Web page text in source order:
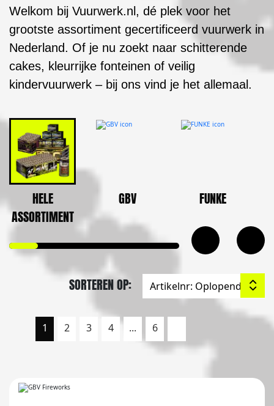
Welkom bij Vuurwerk.nl, dé plek voor het
grootste assortiment gecertificeerd vuurwerk in
Nederland. Of je nu zoekt naar schitterende
cakes, kleurrijke fonteinen of veilig
kindervuurwerk – bij ons vind je het allemaal.
HELE
ASSORTIMENT
GBV FUNKE
SORTEREN OP:
1 2 3 4 ... 6